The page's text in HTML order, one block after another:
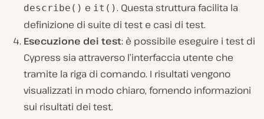
describe() e it(). Questa struttura facilita la
definizione di suite di test e casi di test.
Esecuzione dei test: è possibile eseguire i test di
Cypress sia attraverso l’interfaccia utente che
tramite la riga di comando. I risultati vengono
visualizzati in modo chiaro, fornendo informazioni
sui risultati dei test.